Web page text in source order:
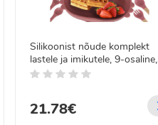
Silikoonist nõude komplekt
lastele ja imikutele, 9-osaline,
tumeroosa, krabi
21.78€